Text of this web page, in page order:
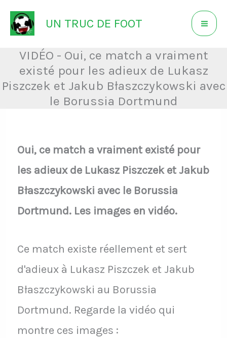
Aller
au
contenu
UN TRUC DE FOOT
VIDÉO - Oui, ce match a vraiment
existé pour les adieux de Lukasz
Piszczek et Jakub Błaszczykowski avec
le Borussia Dortmund
Oui, ce match a vraiment existé pour
les adieux de Lukasz Piszczek et Jakub
Błaszczykowski avec le Borussia
Dortmund. Les images en vidéo.
Ce match existe réellement et sert
d'adieux à Lukasz Piszczek et Jakub
Błaszczykowski au Borussia
Dortmund. Regarde la vidéo qui
montre ces images :